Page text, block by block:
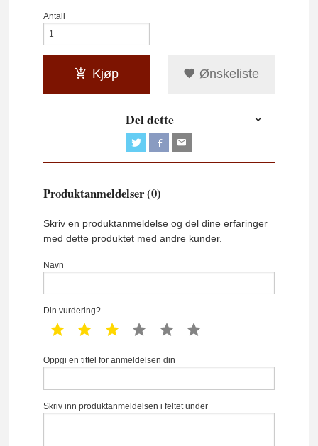
Antall
Kjøp Ønskeliste
Del dette
Produktanmeldelser (0)
Skriv en produktanmeldelse og del dine erfaringer
med dette produktet med andre kunder.
Navn
Din vurdering?
1 star 2 star 3 star 4 star 5 star
Oppgi en tittel for anmeldelsen din
Skriv inn produktanmeldelsen i feltet under